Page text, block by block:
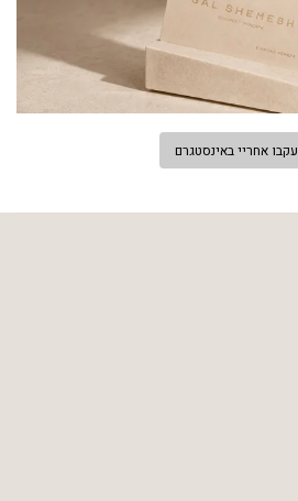
עקבו אחריי באינסטגרם